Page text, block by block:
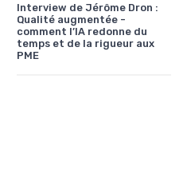
Interview de Jérôme Dron :
Qualité augmentée -
comment l’IA redonne du
temps et de la rigueur aux
PME